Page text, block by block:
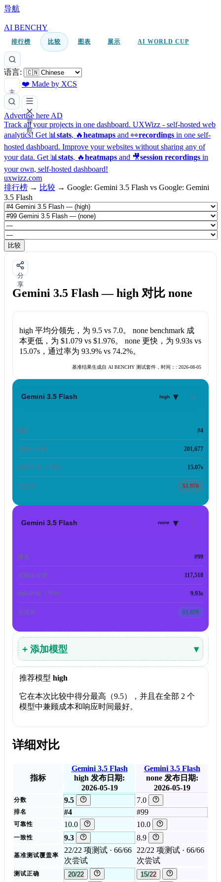
导航
AI BENCHY
排行榜 比较 图表 展示 AI WORLD CUP
语言:
主
题
❤️ Made by XCS
导
航
Advertise here AD
Track all your projects in one dashboard. UXWizz - self-hosted web
analytics! Get 📊 stats, 🔥heatmaps and 👀recordings in one self-
hosted dashboard. Improve your websites without sharing any of
your data. Get 📊 stats, 🔥heatmaps and 🎥session recordings in
your own, self-hosted dashboard!
uxwizz.com
排行榜 → 比较 → Google: Gemini 3.5 Flash vs Google: Gemini
3.5 Flash
比较
分
享
Gemini 3.5 Flash — high 对比 none
high 平均分领先，为 9.5vs 7.0。 nonebenchmark 成
本更低，为 $1.079vs $1.976。 none更快，为 9.93svs
15.07s，通过率为 93.9%vs 74.2%。
基准结果生成自 AI BENCHY 测试套件，时间：: 2026-08-05
Gemini 3.5 Flash high ▾
排名 #4
总输出令牌 201,677
响应时间（平均） 15.07s
总成本 $1.976
Gemini 3.5 Flash none ▾
排名 #99
总输出令牌 117,518
响应时间（平均） 9.93s
总成本 $1.079
+ 添加模型 ▾
推荐模型 high
它在本次比较中得分最高（9.5），并且在全部 2 个
模型中兼顾成本和响应时间最好。
详细对比
指标
Gemini 3.5 Flash
high 发布日期:
2026-05-19
Gemini 3.5 Flash
none 发布日期:
2026-05-19
分数 9.5 7.0
排名 #4 #99
可靠性 10.0 10.0
一致性 9.3 8.9
基准测试覆盖率
22/22 项测试 · 66/66
次尝试
22/22 项测试 · 66/66
次尝试
测试正确 20/22 15/22